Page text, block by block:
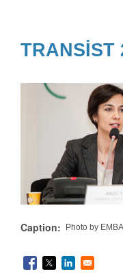
TRANSİST
Caption Photo by